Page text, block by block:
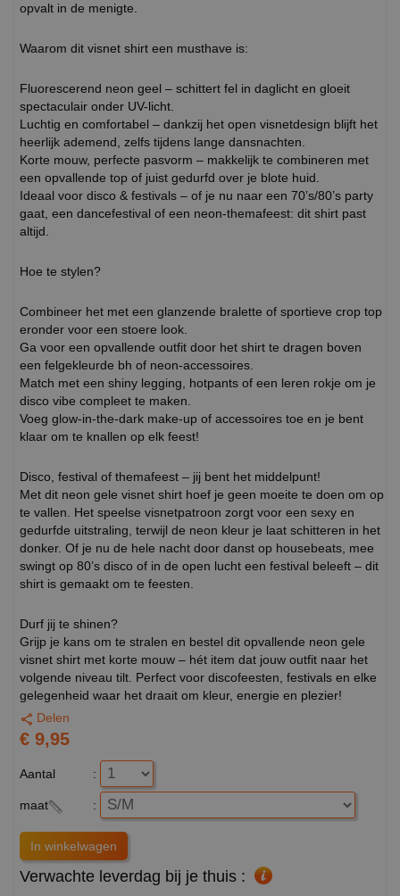
opvalt in de menigte.
Waarom dit visnet shirt een musthave is:
Fluorescerend neon geel – schittert fel in daglicht en gloeit
spectaculair onder UV-licht.
Luchtig en comfortabel – dankzij het open visnetdesign blijft het
heerlijk ademend, zelfs tijdens lange dansnachten.
Korte mouw, perfecte pasvorm – makkelijk te combineren met
een opvallende top of juist gedurfd over je blote huid.
Ideaal voor disco & festivals – of je nu naar een 70’s/80’s party
gaat, een dancefestival of een neon-themafeest: dit shirt past
altijd.
Hoe te stylen?
Combineer het met een glanzende bralette of sportieve crop top
eronder voor een stoere look.
Ga voor een opvallende outfit door het shirt te dragen boven
een felgekleurde bh of neon-accessoires.
Match met een shiny legging, hotpants of een leren rokje om je
disco vibe compleet te maken.
Voeg glow-in-the-dark make-up of accessoires toe en je bent
klaar om te knallen op elk feest!
Disco, festival of themafeest – jij bent het middelpunt!
Met dit neon gele visnet shirt hoef je geen moeite te doen om op
te vallen. Het speelse visnetpatroon zorgt voor een sexy en
gedurfde uitstraling, terwijl de neon kleur je laat schitteren in het
donker. Of je nu de hele nacht door danst op housebeats, mee
swingt op 80’s disco of in de open lucht een festival beleeft – dit
shirt is gemaakt om te feesten.
Durf jij te shinen?
Grijp je kans om te stralen en bestel dit opvallende neon gele
visnet shirt met korte mouw – hét item dat jouw outfit naar het
volgende niveau tilt. Perfect voor discofeesten, festivals en elke
gelegenheid waar het draait om kleur, energie en plezier!
Delen
€ 9,95
Aantal :
maat :
Verwachte leverdag bij je thuis :